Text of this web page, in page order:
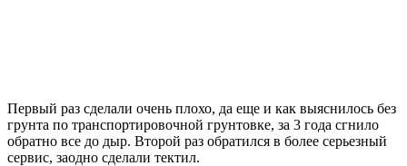
Первый раз сделали очень плохо, да еще и как выяснилось без
грунта по транспортировочной грунтовке, за 3 года сгнило
обратно все до дыр. Второй раз обратился в более серьезный
сервис, заодно сделали тектил.